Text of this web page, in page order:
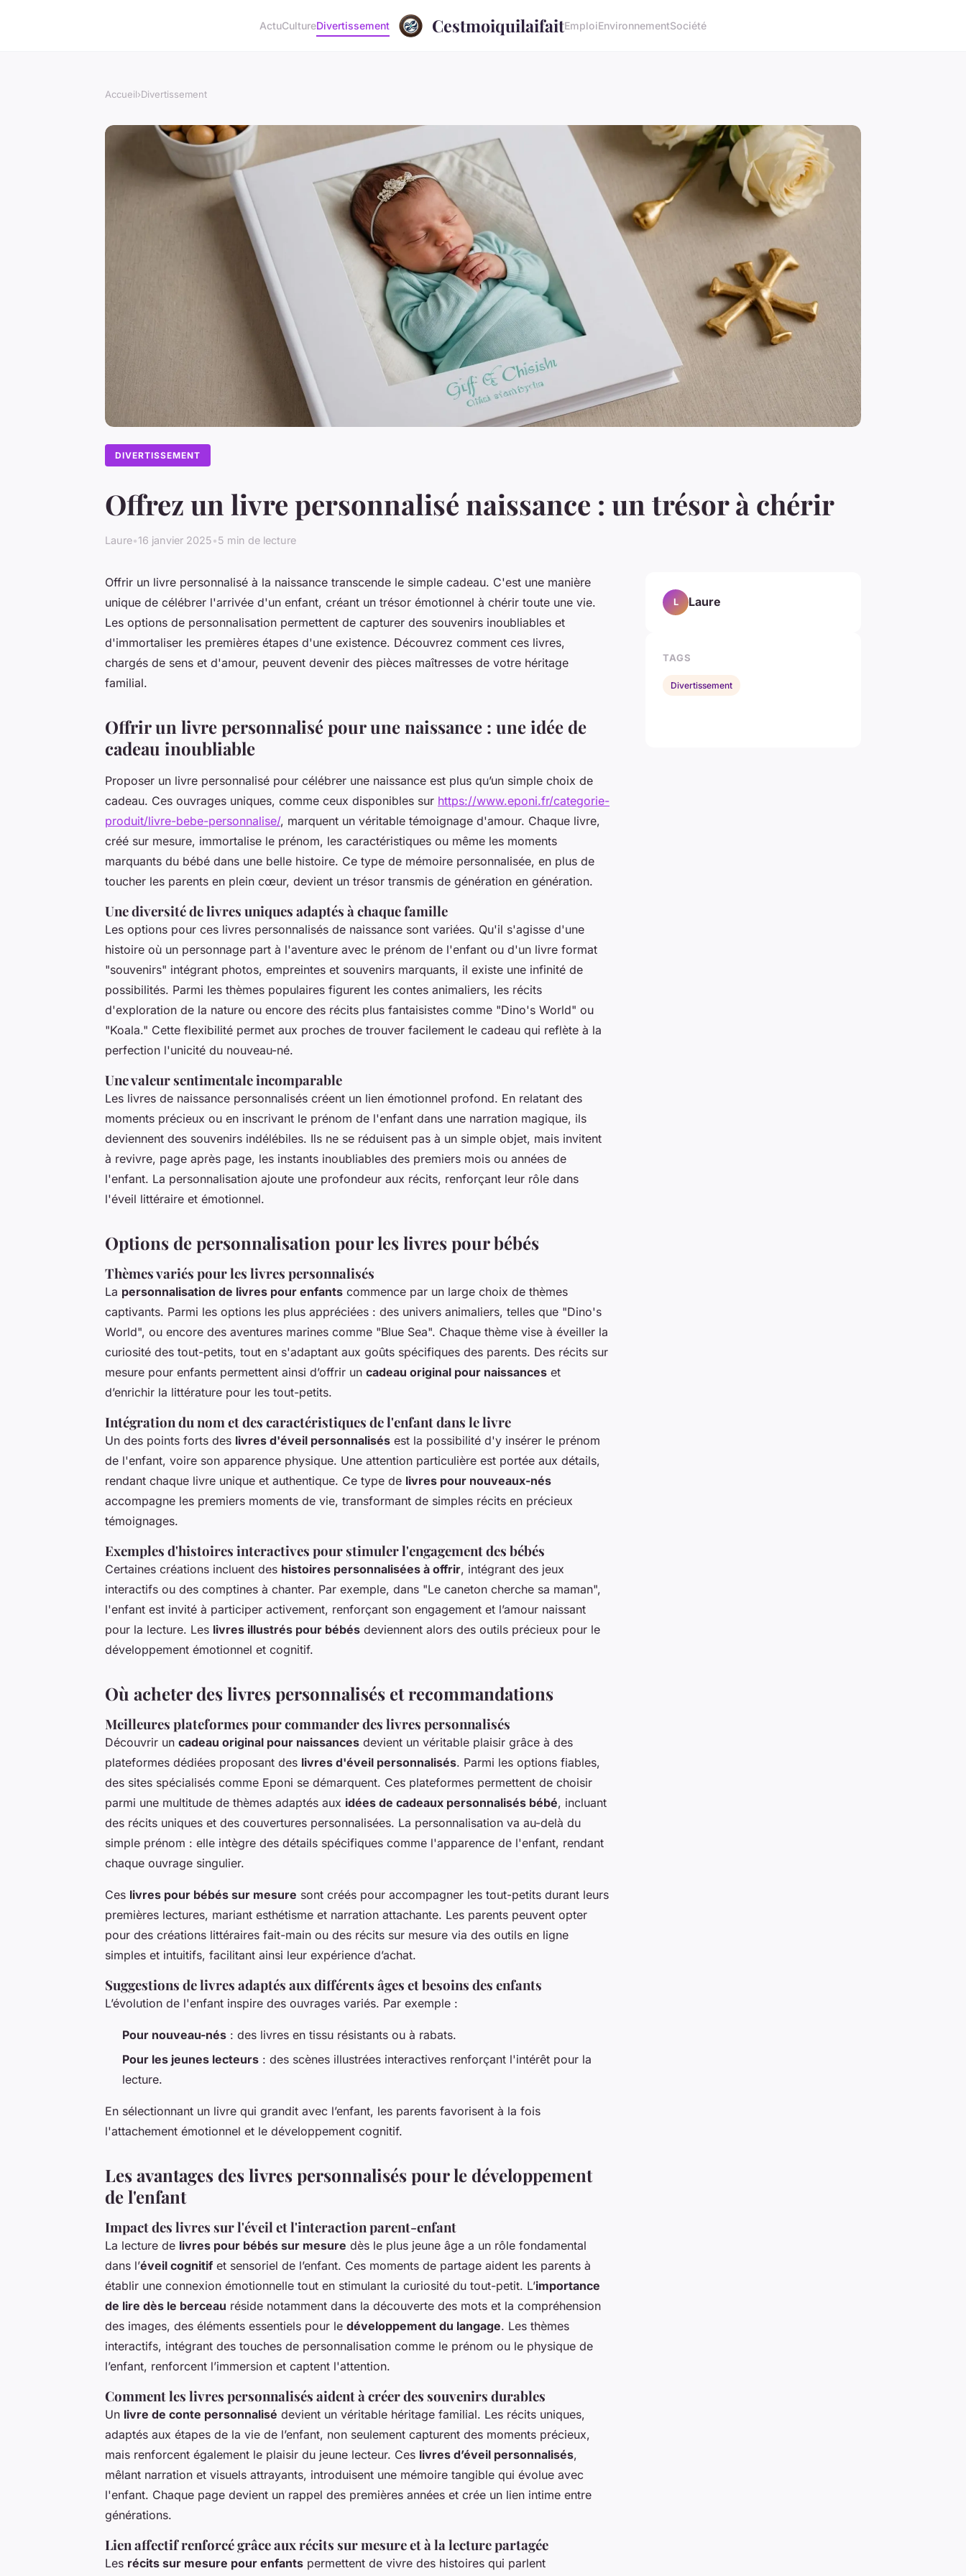
ActuCultureDivertissement CestmoiquilaifaitEmploiEnvironnementSociété
Accueil›Divertissement
DIVERTISSEMENT
Offrez un livre personnalisé naissance : un trésor à chérir
Laure•16 janvier 2025•5 min de lecture
Offrir un livre personnalisé à la naissance transcende le simple cadeau. C'est une manière
unique de célébrer l'arrivée d'un enfant, créant un trésor émotionnel à chérir toute une vie.
Les options de personnalisation permettent de capturer des souvenirs inoubliables et
d'immortaliser les premières étapes d'une existence. Découvrez comment ces livres,
chargés de sens et d'amour, peuvent devenir des pièces maîtresses de votre héritage
familial.
Offrir un livre personnalisé pour une naissance : une idée de
cadeau inoubliable
Proposer un livre personnalisé pour célébrer une naissance est plus qu’un simple choix de
cadeau. Ces ouvrages uniques, comme ceux disponibles sur https://www.eponi.fr/categorie-
produit/livre-bebe-personnalise/, marquent un véritable témoignage d'amour. Chaque livre,
créé sur mesure, immortalise le prénom, les caractéristiques ou même les moments
marquants du bébé dans une belle histoire. Ce type de mémoire personnalisée, en plus de
toucher les parents en plein cœur, devient un trésor transmis de génération en génération.
Une diversité de livres uniques adaptés à chaque famille
Les options pour ces livres personnalisés de naissance sont variées. Qu'il s'agisse d'une
histoire où un personnage part à l'aventure avec le prénom de l'enfant ou d'un livre format
"souvenirs" intégrant photos, empreintes et souvenirs marquants, il existe une infinité de
possibilités. Parmi les thèmes populaires figurent les contes animaliers, les récits
d'exploration de la nature ou encore des récits plus fantaisistes comme "Dino's World" ou
"Koala." Cette flexibilité permet aux proches de trouver facilement le cadeau qui reflète à la
perfection l'unicité du nouveau-né.
Une valeur sentimentale incomparable
Les livres de naissance personnalisés créent un lien émotionnel profond. En relatant des
moments précieux ou en inscrivant le prénom de l'enfant dans une narration magique, ils
deviennent des souvenirs indélébiles. Ils ne se réduisent pas à un simple objet, mais invitent
à revivre, page après page, les instants inoubliables des premiers mois ou années de
l'enfant. La personnalisation ajoute une profondeur aux récits, renforçant leur rôle dans
l'éveil littéraire et émotionnel.
Options de personnalisation pour les livres pour bébés
Thèmes variés pour les livres personnalisés
La personnalisation de livres pour enfants commence par un large choix de thèmes
captivants. Parmi les options les plus appréciées : des univers animaliers, telles que "Dino's
World", ou encore des aventures marines comme "Blue Sea". Chaque thème vise à éveiller la
curiosité des tout-petits, tout en s'adaptant aux goûts spécifiques des parents. Des récits sur
mesure pour enfants permettent ainsi d’offrir un cadeau original pour naissances et
d’enrichir la littérature pour les tout-petits.
Intégration du nom et des caractéristiques de l'enfant dans le livre
Un des points forts des livres d'éveil personnalisés est la possibilité d'y insérer le prénom
de l'enfant, voire son apparence physique. Une attention particulière est portée aux détails,
rendant chaque livre unique et authentique. Ce type de livres pour nouveaux-nés
accompagne les premiers moments de vie, transformant de simples récits en précieux
témoignages.
Exemples d'histoires interactives pour stimuler l'engagement des bébés
Certaines créations incluent des histoires personnalisées à offrir, intégrant des jeux
interactifs ou des comptines à chanter. Par exemple, dans "Le caneton cherche sa maman",
l'enfant est invité à participer activement, renforçant son engagement et l’amour naissant
pour la lecture. Les livres illustrés pour bébés deviennent alors des outils précieux pour le
développement émotionnel et cognitif.
Où acheter des livres personnalisés et recommandations
Meilleures plateformes pour commander des livres personnalisés
Découvrir un cadeau original pour naissances devient un véritable plaisir grâce à des
plateformes dédiées proposant des livres d'éveil personnalisés. Parmi les options fiables,
des sites spécialisés comme Eponi se démarquent. Ces plateformes permettent de choisir
parmi une multitude de thèmes adaptés aux idées de cadeaux personnalisés bébé, incluant
des récits uniques et des couvertures personnalisées. La personnalisation va au-delà du
simple prénom : elle intègre des détails spécifiques comme l'apparence de l'enfant, rendant
chaque ouvrage singulier.
Ces livres pour bébés sur mesure sont créés pour accompagner les tout-petits durant leurs
premières lectures, mariant esthétisme et narration attachante. Les parents peuvent opter
pour des créations littéraires fait-main ou des récits sur mesure via des outils en ligne
simples et intuitifs, facilitant ainsi leur expérience d’achat.
Suggestions de livres adaptés aux différents âges et besoins des enfants
L’évolution de l'enfant inspire des ouvrages variés. Par exemple :
Pour nouveau-nés : des livres en tissu résistants ou à rabats.
Pour les jeunes lecteurs : des scènes illustrées interactives renforçant l'intérêt pour la
lecture.
En sélectionnant un livre qui grandit avec l’enfant, les parents favorisent à la fois
l'attachement émotionnel et le développement cognitif.
Les avantages des livres personnalisés pour le développement
de l'enfant
Impact des livres sur l'éveil et l'interaction parent-enfant
La lecture de livres pour bébés sur mesure dès le plus jeune âge a un rôle fondamental
dans l’éveil cognitif et sensoriel de l’enfant. Ces moments de partage aident les parents à
établir une connexion émotionnelle tout en stimulant la curiosité du tout-petit. L’importance
de lire dès le berceau réside notamment dans la découverte des mots et la compréhension
des images, des éléments essentiels pour le développement du langage. Les thèmes
interactifs, intégrant des touches de personnalisation comme le prénom ou le physique de
l’enfant, renforcent l’immersion et captent l'attention.
Comment les livres personnalisés aident à créer des souvenirs durables
Un livre de conte personnalisé devient un véritable héritage familial. Les récits uniques,
adaptés aux étapes de la vie de l’enfant, non seulement capturent des moments précieux,
mais renforcent également le plaisir du jeune lecteur. Ces livres d’éveil personnalisés,
mêlant narration et visuels attrayants, introduisent une mémoire tangible qui évolue avec
l'enfant. Chaque page devient un rappel des premières années et crée un lien intime entre
générations.
Lien affectif renforcé grâce aux récits sur mesure et à la lecture partagée
Les récits sur mesure pour enfants permettent de vivre des histoires qui parlent
L Laure
TAGS
Divertissement